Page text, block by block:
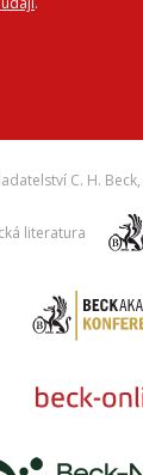
C. H. Beck,
literatura